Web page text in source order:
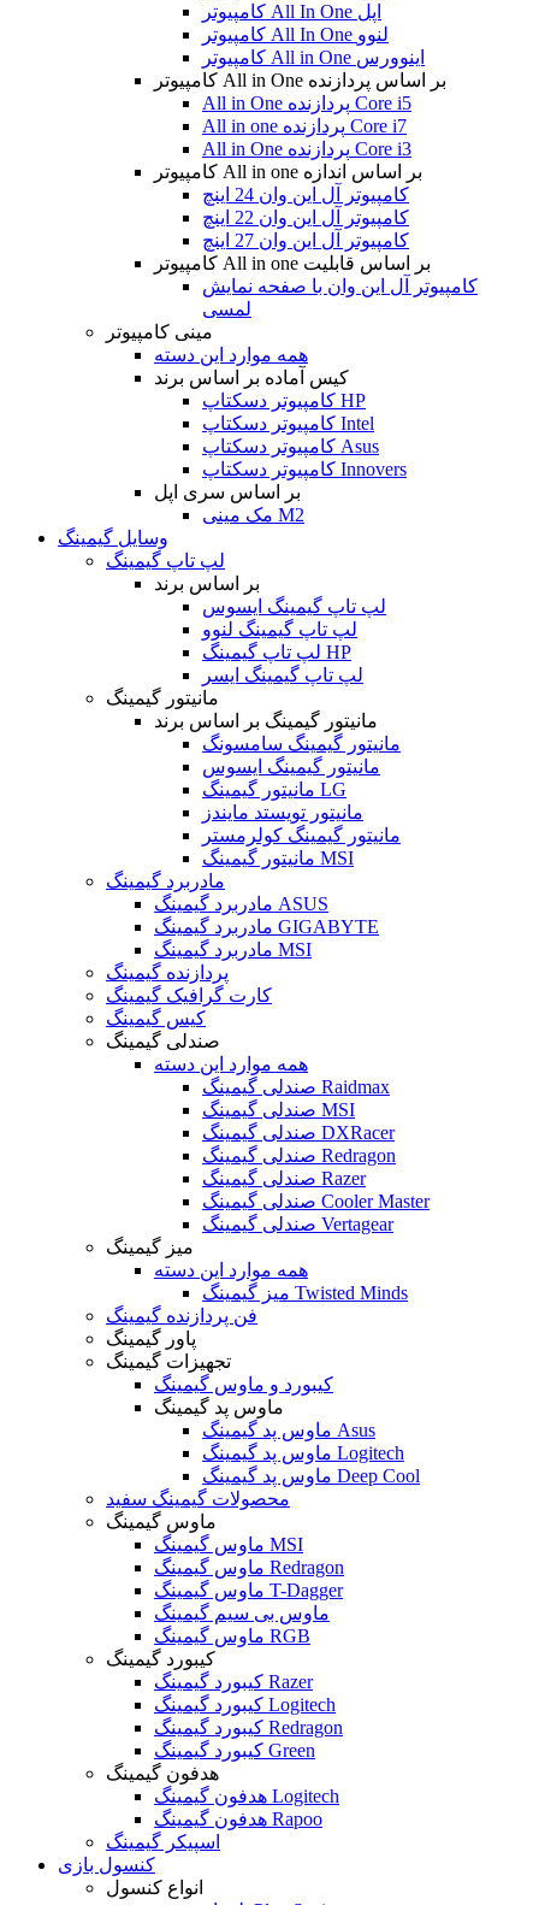
کامپیوتر All In One اپل
کامپیوتر All In One لنوو
کامپیوتر All in One اینوورس
کامپیوتر All in One بر اساس پردازنده
All in One پردازنده Core i5
All in one پردازنده Core i7
All in One پردازنده Core i3
کامپیوتر All in one بر اساس اندازه
کامپیوتر آل این وان 24 اینچ
کامپیوتر آل این وان 22 اینچ
کامپیوتر آل این وان 27 اینچ
کامپیوتر All in one بر اساس قابلیت
کامپیوتر آل این وان با صفحه نمایش
لمسی
مینی کامپیوتر
همه موارد این دسته
کیس آماده بر اساس برند
کامپیوتر دسکتاپ HP
کامپیوتر دسکتاپ Intel
کامپیوتر دسکتاپ Asus
کامپیوتر دسکتاپ Innovers
بر اساس سری اپل
مک مینی M2
وسایل گیمینگ
لپ تاپ گیمینگ
بر اساس برند
لپ تاپ گیمینگ ایسوس
لپ تاپ گیمینگ لنوو
لپ تاپ گیمینگ HP
لپ تاپ گیمینگ ایسر
مانیتور گیمینگ
مانیتور گیمینگ بر اساس برند
مانیتور گیمینگ سامسونگ
مانیتور گیمینگ ایسوس
مانیتور گیمینگ LG
مانیتور تویستد مایندز
مانیتور گیمینگ کولرمستر
مانیتور گیمینگ MSI
مادربرد گیمینگ
مادربرد گیمینگ ASUS
مادربرد گیمینگ GIGABYTE
مادربرد گیمینگ MSI
پردازنده گیمینگ
کارت گرافیک گیمینگ
کیس گیمینگ
صندلی گیمینگ
همه موارد این دسته
صندلی گیمینگ Raidmax
صندلی گیمینگ MSI
صندلی گیمینگ DXRacer
صندلی گیمینگ Redragon
صندلی گیمینگ Razer
صندلی گیمینگ Cooler Master
صندلی گیمینگ Vertagear
میز گیمینگ
همه موارد این دسته
میز گیمینگ Twisted Minds
فن پردازنده گیمینگ
پاور گیمینگ
تجهیزات گیمینگ
کیبورد و ماوس گیمینگ
ماوس پد گیمینگ
ماوس پد گیمینگ Asus
ماوس پد گیمینگ Logitech
ماوس پد گیمینگ Deep Cool
محصولات گیمینگ سفید
ماوس گیمینگ
ماوس گیمینگ MSI
ماوس گیمینگ Redragon
ماوس گیمینگ T-Dagger
ماوس بی سیم گیمینگ
ماوس گیمینگ RGB
کیبورد گیمینگ
کیبورد گیمینگ Razer
کیبورد گیمینگ Logitech
کیبورد گیمینگ Redragon
کیبورد گیمینگ Green
هدفون گیمینگ
هدفون گیمینگ Logitech
هدفون گیمینگ Rapoo
اسپیکر گیمینگ
کنسول بازی
انواع کنسول